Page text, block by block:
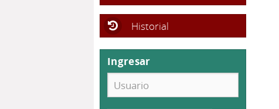
Historial
Ingresar